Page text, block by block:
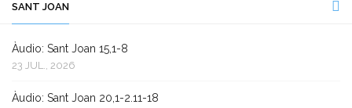
SANT JOAN
Àudio: Sant Joan 15,1-8
23 JUL., 2026
Àudio: Sant Joan 20,1-2.11-18